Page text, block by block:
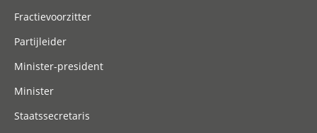
Fractievoorzitter
Partijleider
Minister-president
Minister
Staatssecretaris